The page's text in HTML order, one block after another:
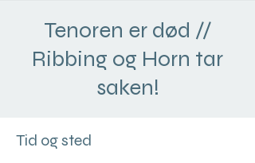
Tenoren er død //
Ribbing og Horn tar
saken!
Tid og sted